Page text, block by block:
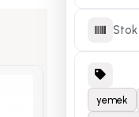
Stok
yemek